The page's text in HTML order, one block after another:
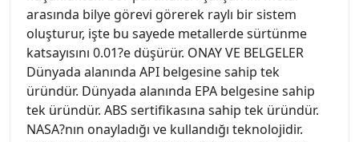
arasında bilye görevi görerek raylı bir sistem
oluşturur, işte bu sayede metallerde sürtünme
katsayısını 0.01?e düşürür. ONAY VE BELGELER
Dünyada alanında API belgesine sahip tek
üründür. Dünyada alanında EPA belgesine sahip
tek üründür. ABS sertifikasına sahip tek üründür.
NASA?nın onayladığı ve kullandığı teknolojidir.